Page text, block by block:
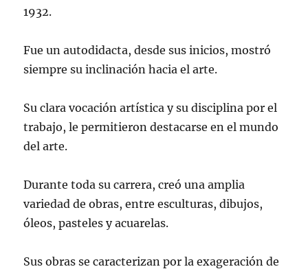
1932.
Fue un autodidacta, desde sus inicios, mostró
siempre su inclinación hacia el arte.
Su clara vocación artística y su disciplina por el
trabajo, le permitieron destacarse en el mundo
del arte.
Durante toda su carrera, creó una amplia
variedad de obras, entre esculturas, dibujos,
óleos, pasteles y acuarelas.
Sus obras se caracterizan por la exageración de